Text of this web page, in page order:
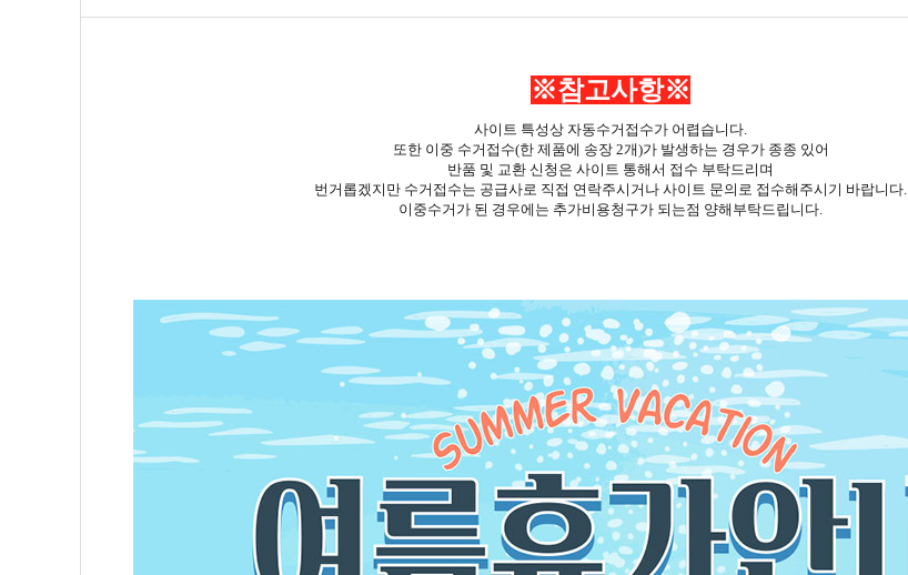
※참고사항※
사이트 특성상 자동수거접수가 어렵습니다.
또한 이중 수거접수(한 제품에 송장 2개)가 발생하는 경우가 종종 있어
반품 및 교환 신청은 사이트 통해서 접수 부탁드리며
번거롭겠지만 수거접수는 공급사로 직접 연락주시거나 사이트 문의로 접수해주시기 바랍니다.
이중수거가 된 경우에는 추가비용청구가 되는점 양해부탁드립니다.